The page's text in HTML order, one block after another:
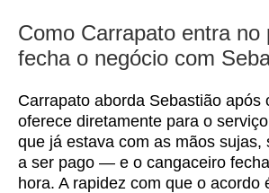
Como Carrapato entra no
fecha o negócio com
Carrapato aborda Sebastião após
oferece diretamente para o
que já estava com as mãos sujas,
a ser pago — e o cangaceiro
hora. A rapidez com que o acordo